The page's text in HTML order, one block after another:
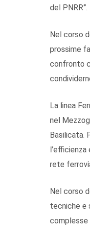
del PNRR”.
Nel corso
prossime
confronto
La linea
nel
Basilicata.
rete
Nel corso
tecniche e
complesse